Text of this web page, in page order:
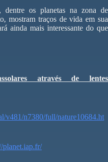
os planetas na zona de
mostram traços de vida em sua
ainda mais interessante do que
através de lentes
v481/n7380/full/nature10684.ht
planet.iap.fr/